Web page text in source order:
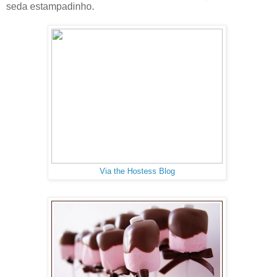
seda estampadinho.
Via the Hostess Blog